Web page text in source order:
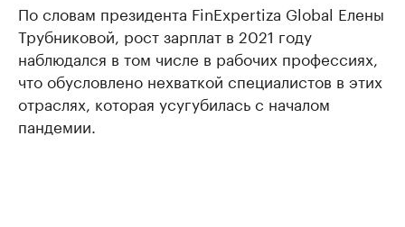
По словам президента FinExpertiza Global Елены
Трубниковой, рост зарплат в 2021 году
наблюдался в том числе в рабочих профессиях,
что обусловлено нехваткой специалистов в этих
отраслях, которая усугубилась с началом
пандемии.